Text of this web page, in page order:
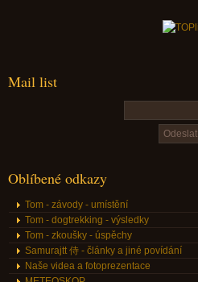
Mail list
Oblíbené odkazy
Tom - závody - umístění
Tom - dogtrekking - výsledky
Tom - zkoušky - úspěchy
Samurajtt 侍 - články a jiné povídání
Naše videa a fotoprezentace